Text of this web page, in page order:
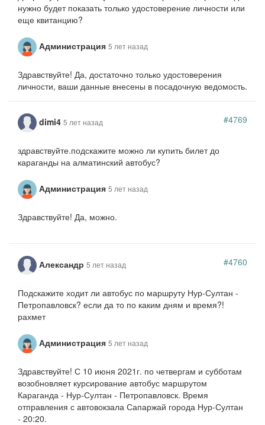
нужно будет показать только удостоверение личности или
еще квитанцию?
Администрация 5 лет назад
Здравствуйте! Да, достаточно только удостоверения
личности, ваши данные внесены в посадочную ведомость.
dimi4 5 лет назад #4769
здравствуйте.подскажите можно ли купить билет до
караганды на алматинский автобус?
Администрация 5 лет назад
Здравствуйте! Да, можно.
Александр 5 лет назад #4760
Подскажите ходит ли автобус по маршруту Нур-Султан -
Петропавловск? если да то по каким дням и время?!
рахмет
Администрация 5 лет назад
Здравствуйте! С 10 июня 2021г. по четвергам и субботам
возобновляет курсирование автобус маршрутом
Караганда - Нур-Султан - Петропавловск. Время
отправления с автовокзала Сапаржай города Нур-Султан
- 20:20.